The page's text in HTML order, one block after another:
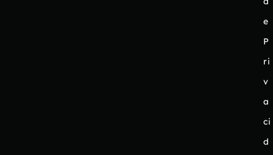
e
P
ri
v
a
ci
d